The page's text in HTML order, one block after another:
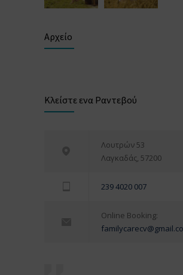
Αρχείο
Κλείστε ενα Ραντεβού
Λουτρών 53
Λαγκαδάς, 57200
239 4020 007
Online Booking: